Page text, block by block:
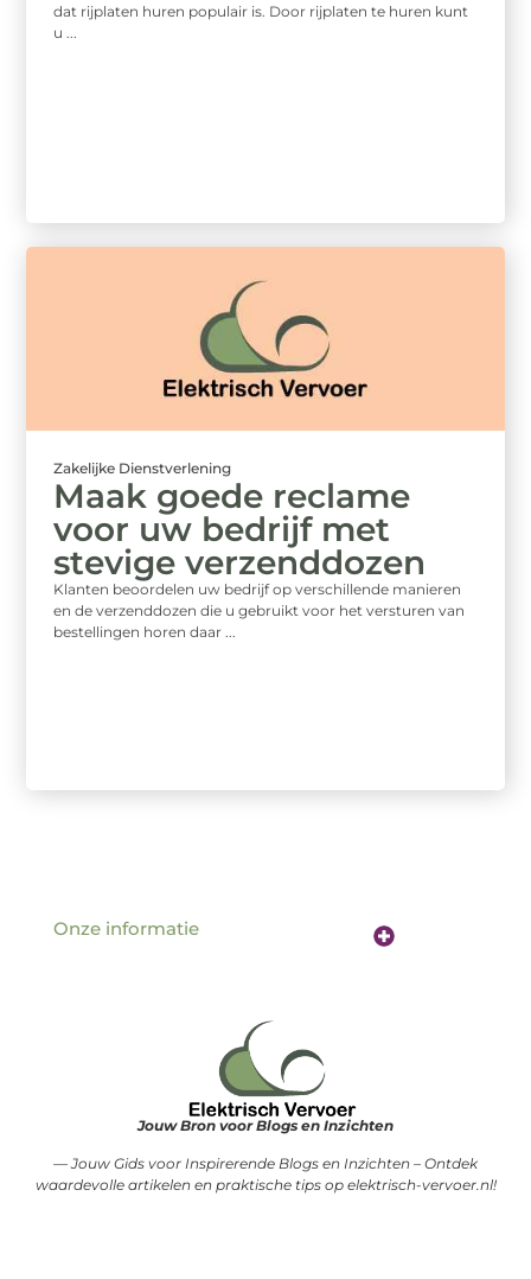
dat rijplaten huren populair is. Door rijplaten te huren kunt
u ...
Zakelijke Dienstverlening
Maak goede reclame
voor uw bedrijf met
stevige verzenddozen
Klanten beoordelen uw bedrijf op verschillende manieren
en de verzenddozen die u gebruikt voor het versturen van
bestellingen horen daar ...
Jouw Bron voor Blogs en Inzichten
— Jouw Gids voor Inspirerende Blogs en Inzichten – Ontdek
waardevolle artikelen en praktische tips op elektrisch-vervoer.nl!
Onze informatie